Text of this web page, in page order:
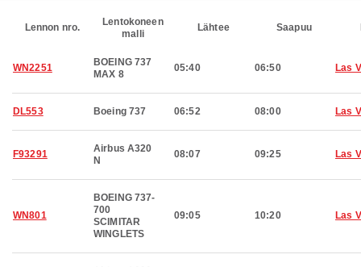
Lennon nro.
Lentokoneen
malli
Lähtee Saapuu
WN2251
BOEING 737
MAX 8
05:40 06:50 Las
DL553 Boeing 737 06:52 08:00 Las
F93291
Airbus A320
N
08:07 09:25 Las
WN801
BOEING 737-
700
SCIMITAR
WINGLETS
09:05 10:20 Las